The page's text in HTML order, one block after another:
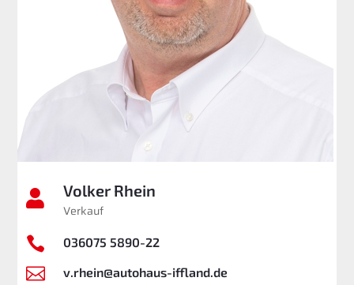
 Volker Rhein
Verkauf
 036075 5890-22
 v.rhein@autohaus-iffland.de